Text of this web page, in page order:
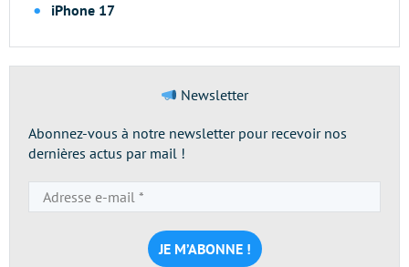
iPhone 17
Newsletter
Abonnez-vous à notre newsletter pour recevoir nos
dernières actus par mail !
e-
mail
*